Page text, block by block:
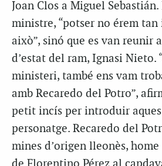
Joan Clos a Miguel Sebastián.
ministre, “potser no érem
això”, sinó que es van reunir
d’estat del ram, Ignasi Nieto.
ministeri, també ens vam
amb Recaredo del Potro”,
petit incís per introduir
personatge. Recaredo del
mines d’origen lleonès, home